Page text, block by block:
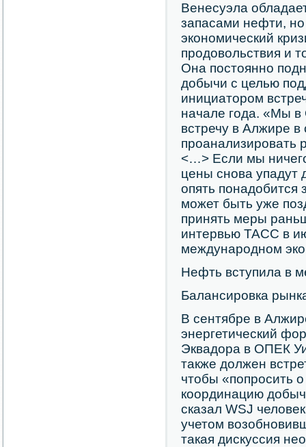
Венесуэла
запасами нефти,
экономический
продовольствия и
Она постоянно
добычи с целью
инициатором
начале года. «Мы в
встречу в Алжире в
проанализировать
<…> Если мы
цены снова упадут
опять понадобится
может быть уже
принять меры
интервью ТАСС в
международном
Нефть вступила в
Балансировка
В сентябре в
энергетический
Эквадора в ОПЕК
также должен
чтобы «попросить
координацию
сказал WSJ
учетом
такая дискуссия